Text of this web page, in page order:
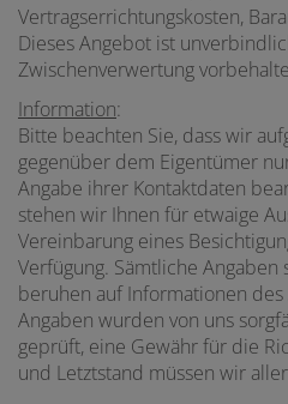
Vertragserrichtungskosten,
Dieses Angebot ist
Zwischenverwertung
Information:
Bitte beachten Sie, dass wir
gegenüber dem Eigentümer
Angabe ihrer Kontaktdaten
stehen wir Ihnen für etwaige
Vereinbarung eines
Verfügung. Sämtliche
beruhen auf Informationen
Angaben wurden von uns
geprüft, eine Gewähr für die
und Letztstand müssen wir